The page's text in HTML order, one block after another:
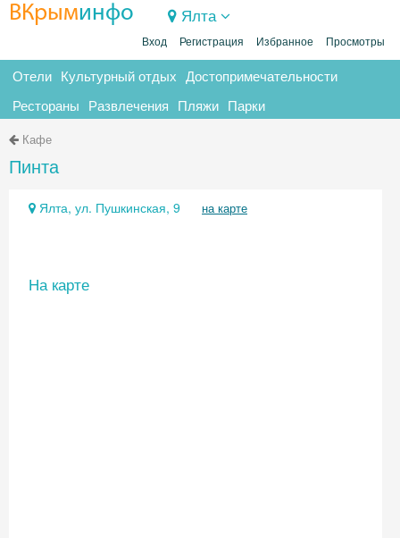
ВКрыминфо Ялта
Вход Регистрация Избранное Просмотры
Отели Культурный отдых Достопримечательности
Рестораны Развлечения Пляжи Парки
Кафе
Пинта
Ялта, ул. Пушкинская, 9 на карте
На карте